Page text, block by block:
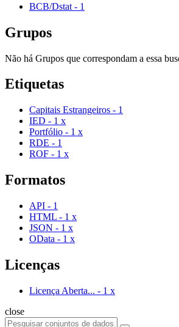
BCB/Dstat - 1
Grupos
Não há Grupos que correspondam a essa
Etiquetas
Capitais Estrangeiros - 1
IED - 1 x
Portfólio - 1 x
RDE - 1
ROF - 1 x
Formatos
API - 1
HTML - 1 x
JSON - 1 x
OData - 1 x
Licenças
Licença Aberta... - 1 x
close